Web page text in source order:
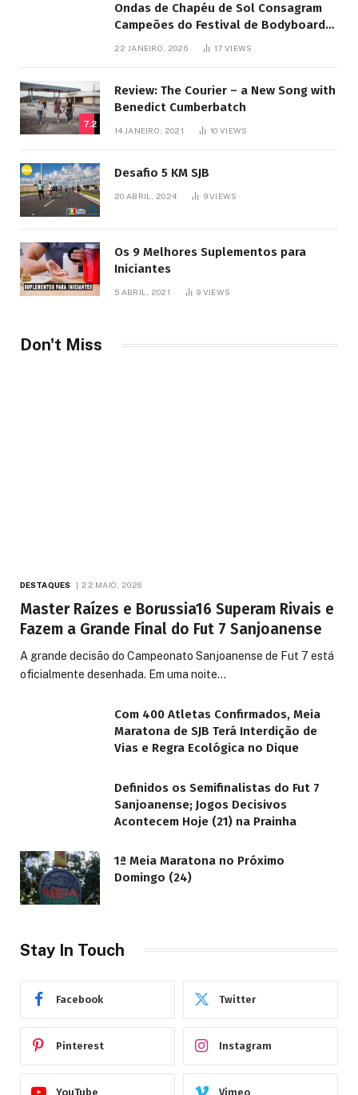
Ondas de Chapéu de Sol Consagram
Campeões do Festival de Bodyboard
22 JANEIRO, 2026 17VIEWS
7.2
Review: The Courier – a New Song with
Benedict Cumberbatch
14 JANEIRO, 2021 10VIEWS
Desafio 5 KM SJB
20 ABRIL, 2024 9VIEWS
Os 9 Melhores Suplementos para
Iniciantes
5 ABRIL, 2021 9 VIEWS
Don't Miss
DESTAQUES 22 MAIO, 2026
Master Raízes e Borussia16 Superam Rivais e
Fazem a Grande Final do Fut 7 Sanjoanense
A grande decisão do Campeonato Sanjoanense de Fut 7 está
oficialmente desenhada. Em uma noite…
Com 400 Atletas Confirmados, Meia
Maratona de SJB Terá Interdição de
Vias e Regra Ecológica no Dique
Definidos os Semifinalistas do Fut 7
Sanjoanense; Jogos Decisivos
Acontecem Hoje (21) na Prainha
1ª Meia Maratona no Próximo
Domingo (24)
Stay In Touch
Facebook Twitter
Pinterest Instagram
YouTube Vimeo